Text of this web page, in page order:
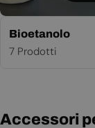
Bioetanolo
7 Prodotti
Accessori